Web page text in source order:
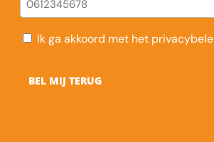
Consent
Ik ga akkoord met het